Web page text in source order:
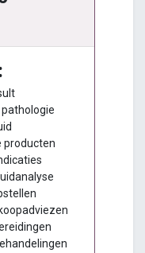
producten